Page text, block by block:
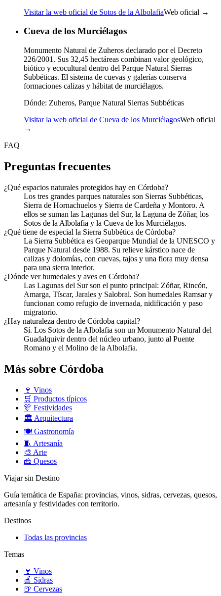
Visitar la web oficial de Sotos de la AlbolafiaWeb oficial →
Cueva de los Murciélagos
Monumento Natural de Zuheros declarado por el Decreto
226/2001. Sus 32,45 hectáreas combinan valor geológico,
biótico y ecocultural dentro del Parque Natural Sierras
Subbéticas. El sistema de cuevas y galerías conserva
formaciones calizas y hábitat de murciélagos.
Dónde: Zuheros, Parque Natural Sierras Subbéticas
Visitar la web oficial de Cueva de los MurciélagosWeb oficial
→
FAQ
Preguntas frecuentes
¿Qué espacios naturales protegidos hay en Córdoba?
Los tres grandes parques naturales son Sierras Subbéticas,
Sierra de Hornachuelos y Sierra de Cardeña y Montoro. A
ellos se suman las Lagunas del Sur, la Laguna de Zóñar, los
Sotos de la Albolafia y la Cueva de los Murciélagos.
¿Qué tiene de especial la Sierra Subbética de Córdoba?
La Sierra Subbética es Geoparque Mundial de la UNESCO y
Parque Natural desde 1988. Su relieve kárstico nace de
calizas y dolomías, con cuevas, tajos y una flora muy densa
para una sierra interior.
¿Dónde ver humedales y aves en Córdoba?
Las Lagunas del Sur son el punto principal: Zóñar, Rincón,
Amarga, Tíscar, Jarales y Salobral. Son humedales Ramsar y
funcionan como refugio de invernada, nidificación y paso
migratorio.
¿Hay naturaleza dentro de Córdoba capital?
Sí. Los Sotos de la Albolafia son un Monumento Natural del
Guadalquivir dentro del núcleo urbano, junto al Puente
Romano y el Molino de la Albolafia.
Más sobre Córdoba
🍷 Vinos
🛒 Productos típicos
🎊 Festividades
🏛️ Arquitectura
🍽️ Gastronomía
🧵 Artesanía
🎨 Arte
🧀 Quesos
Viajar sin Destino
Guía temática de España: provincias, vinos, sidras, cervezas, quesos,
artesanía y festividades con territorio.
Destinos
Todas las provincias
Temas
🍷 Vinos
🍎 Sidras
🍺 Cervezas